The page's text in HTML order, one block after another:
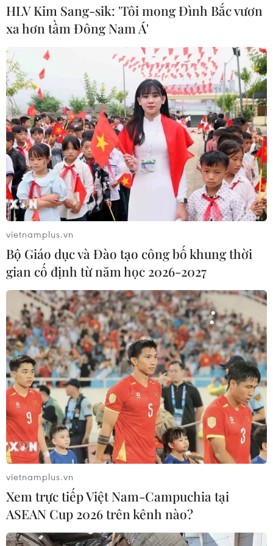
HLV Kim Sang-sik: 'Tôi mong Đình Bắc vươn
xa hơn tầm Đông Nam Á'
vietnamplus.vn
Bộ Giáo dục và Đào tạo công bố khung thời
gian cố định từ năm học 2026-2027
vietnamplus.vn
Xem trực tiếp Việt Nam-Campuchia tại
ASEAN Cup 2026 trên kênh nào?